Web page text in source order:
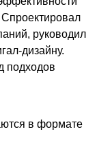
руководил
дизайну.
подходов
в формате